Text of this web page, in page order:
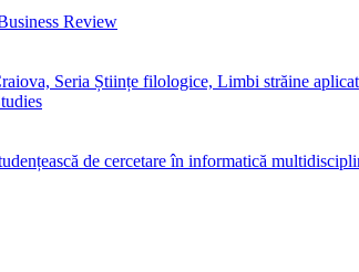
Review
Seria Științe filologice, Limbi străine
de cercetare în informatică